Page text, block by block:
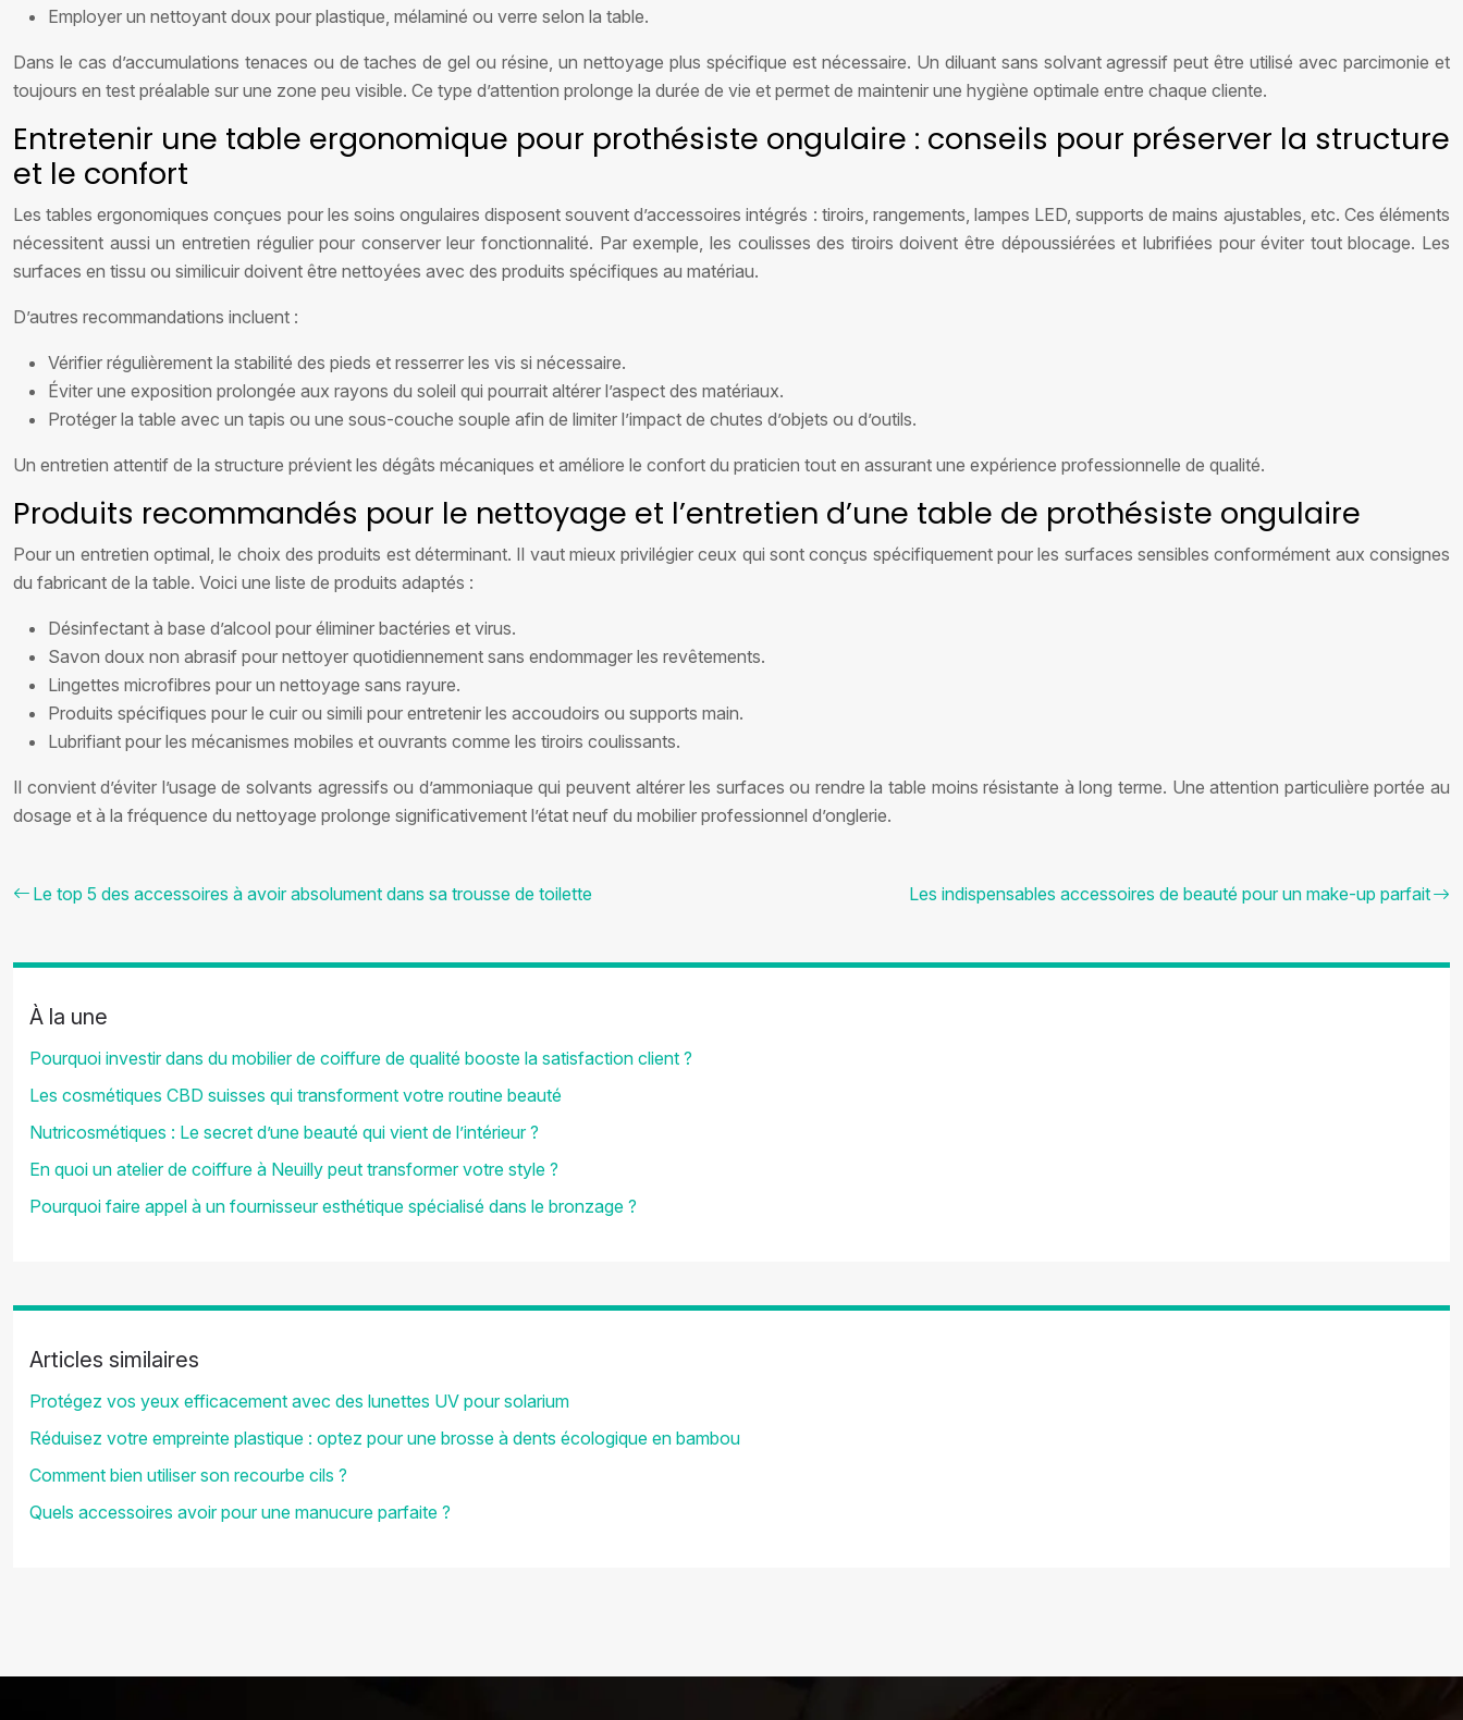
Employer un nettoyant doux pour plastique, mélaminé ou verre selon la table.
Dans le cas d’accumulations tenaces ou de taches de gel ou résine, un nettoyage plus spécifique est nécessaire. Un diluant sans solvant agressif peut être utilisé avec parcimonie et
toujours en test préalable sur une zone peu visible. Ce type d’attention prolonge la durée de vie et permet de maintenir une hygiène optimale entre chaque cliente.
Entretenir une table ergonomique pour prothésiste ongulaire : conseils pour préserver la structure
et le confort
Les tables ergonomiques conçues pour les soins ongulaires disposent souvent d’accessoires intégrés : tiroirs, rangements, lampes LED, supports de mains ajustables, etc. Ces éléments
nécessitent aussi un entretien régulier pour conserver leur fonctionnalité. Par exemple, les coulisses des tiroirs doivent être dépoussiérées et lubrifiées pour éviter tout blocage. Les
surfaces en tissu ou similicuir doivent être nettoyées avec des produits spécifiques au matériau.
D’autres recommandations incluent :
Vérifier régulièrement la stabilité des pieds et resserrer les vis si nécessaire.
Éviter une exposition prolongée aux rayons du soleil qui pourrait altérer l’aspect des matériaux.
Protéger la table avec un tapis ou une sous-couche souple afin de limiter l’impact de chutes d’objets ou d’outils.
Un entretien attentif de la structure prévient les dégâts mécaniques et améliore le confort du praticien tout en assurant une expérience professionnelle de qualité.
Produits recommandés pour le nettoyage et l’entretien d’une table de prothésiste ongulaire
Pour un entretien optimal, le choix des produits est déterminant. Il vaut mieux privilégier ceux qui sont conçus spécifiquement pour les surfaces sensibles conformément aux consignes
du fabricant de la table. Voici une liste de produits adaptés :
Désinfectant à base d’alcool pour éliminer bactéries et virus.
Savon doux non abrasif pour nettoyer quotidiennement sans endommager les revêtements.
Lingettes microfibres pour un nettoyage sans rayure.
Produits spécifiques pour le cuir ou simili pour entretenir les accoudoirs ou supports main.
Lubrifiant pour les mécanismes mobiles et ouvrants comme les tiroirs coulissants.
Il convient d’éviter l’usage de solvants agressifs ou d’ammoniaque qui peuvent altérer les surfaces ou rendre la table moins résistante à long terme. Une attention particulière portée au
dosage et à la fréquence du nettoyage prolonge significativement l’état neuf du mobilier professionnel d’onglerie.
Le top 5 des accessoires à avoir absolument dans sa trousse de toilette Les indispensables accessoires de beauté pour un make-up parfait
À la une
Pourquoi investir dans du mobilier de coiffure de qualité booste la satisfaction client ?
Les cosmétiques CBD suisses qui transforment votre routine beauté
Nutricosmétiques : Le secret d’une beauté qui vient de l’intérieur ?
En quoi un atelier de coiffure à Neuilly peut transformer votre style ?
Pourquoi faire appel à un fournisseur esthétique spécialisé dans le bronzage ?
Articles similaires
Protégez vos yeux efficacement avec des lunettes UV pour solarium
Réduisez votre empreinte plastique : optez pour une brosse à dents écologique en bambou
Comment bien utiliser son recourbe cils ?
Quels accessoires avoir pour une manucure parfaite ?